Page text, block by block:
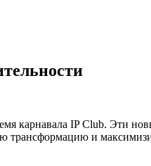
карнавала IP Club. Эти
трансформацию и